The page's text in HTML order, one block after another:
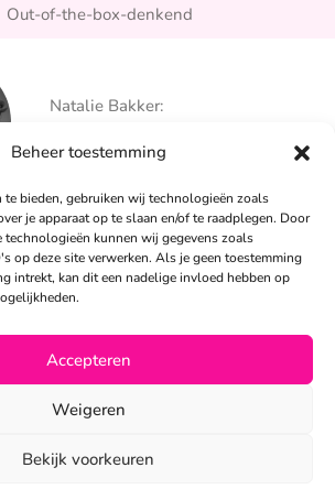
Beheer toestemming
te bieden, gebruiken wij technologieën zoals
je apparaat op te slaan en/of te raadplegen. Door
technologieën kunnen wij gegevens zoals
op deze site verwerken. Als je geen toestemming
intrekt, kan dit een nadelige invloed hebben op
Accepteren
Weigeren
Bekijk voorkeuren
Out-of-the-box-denkend
Persoonlijk
Natalie Bakker:
info@alertpromotie.nl
Sandra Peters:
06 – 26 050 230
info@alertpromotie.nl